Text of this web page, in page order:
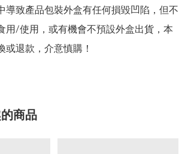
導致產品包裝外盒有任何損毀凹陷，但不
用/使用，或有機會不預設外盒出貨，本
或退款，介意慎購！
商品